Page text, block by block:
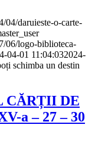
04/daruieste-o-carte-
06/logo-biblioteca-
04-01 11:04:032024-
schimba un destin
CĂRȚII DE
a – 27 – 30